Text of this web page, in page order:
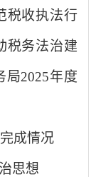
税收执法行
税务法治建
局2025年度
成情况
思想